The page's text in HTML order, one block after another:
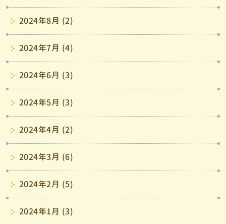
2024年8月 (2)
2024年7月 (4)
2024年6月 (3)
2024年5月 (3)
2024年4月 (2)
2024年3月 (6)
2024年2月 (5)
2024年1月 (3)